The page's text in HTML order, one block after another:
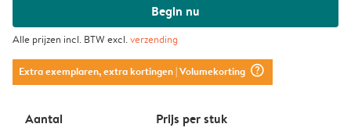
Begin nu
Alle prijzen incl. BTW excl.verzending
Extra exemplaren, extra kortingen| Volumekorting question_mark_circle
Aantal Prijs per stuk